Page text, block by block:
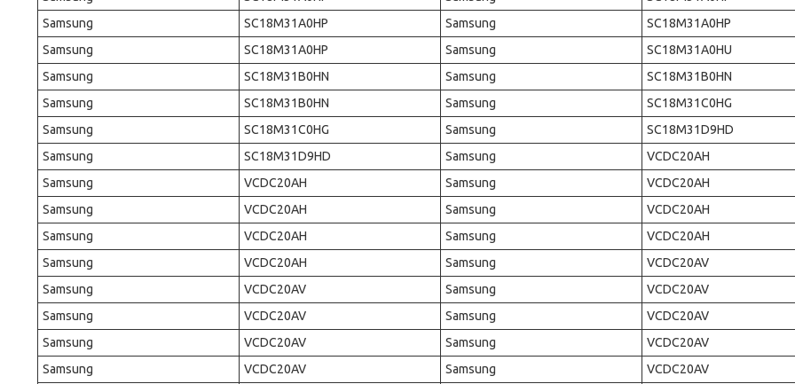
Samsung
SC18M31A0HP Samsung
SC18M31A0HP
Samsung
SC18M31A0HP Samsung
SC18M31A0HU
Samsung
SC18M31B0HN Samsung
SC18M31B0HN
Samsung
SC18M31B0HN Samsung
SC18M31C0HG
Samsung
SC18M31C0HG Samsung
SC18M31D9HD
Samsung
SC18M31D9HD Samsung
VCDC20AH
Samsung
VCDC20AH Samsung
VCDC20AH
Samsung
VCDC20AH Samsung
VCDC20AH
Samsung
VCDC20AH Samsung
VCDC20AH
Samsung
VCDC20AH Samsung
VCDC20AV
Samsung
VCDC20AV Samsung
VCDC20AV
Samsung
VCDC20AV Samsung
VCDC20AV
Samsung
VCDC20AV Samsung
VCDC20AV
Samsung
VCDC20AV Samsung
VCDC20AV